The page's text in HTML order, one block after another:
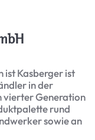
ist Kasberger ist
in der
vierter Generation
rund
sowie an